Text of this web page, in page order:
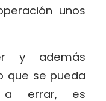
unos
y además
que se pueda
a errar, es